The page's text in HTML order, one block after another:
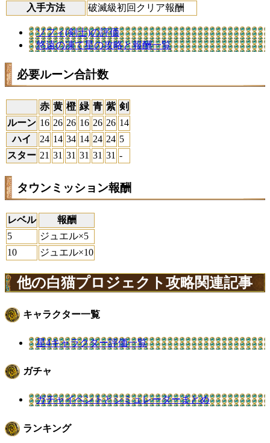
入手方法 破滅級初回クリア報酬
ソフィ(剣士)の評価
悠遠の凍て星の攻略と報酬一覧
必要ルーン合計数
赤 黄 橙 緑 青 紫 剣
ルーン 16 26 26 16 26 26 14
ハイ
24 14 34 14 24 24 5
スター 21 31 31 31 31 31 -
タウンミッション報酬
レベル
報酬
5
ジュエル×5
10
ジュエル×10
他の白猫プロジェクト攻略関連記事
キャラクター一覧
星4キャラクター評価一覧
ガチャ
ガチャイベントとシミュレーターまとめ
ランキング